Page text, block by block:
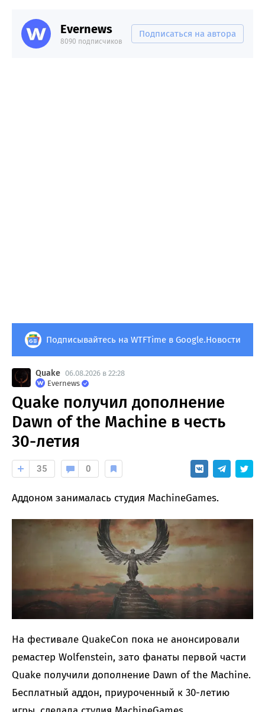
Evernews
8090 подписчиков
Подписаться на автора
Подписывайтесь на WTFTime в Google.Новости
Quake 06.08.2026 в 22:28
Evernews
Quake получил дополнение
Dawn of the Machine в честь
30-летия
35 0
Аддоном занималась студия MachineGames.
На фестивале QuakeCon пока не анонсировали
ремастер Wolfenstein, зато фанаты первой части
Quake получили дополнение Dawn of the Machine.
Бесплатный аддон, приуроченный к 30-летию